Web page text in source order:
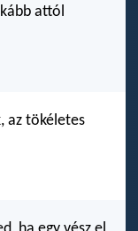
attól
az tökéletes